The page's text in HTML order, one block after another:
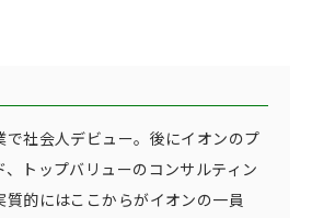
で社会人デビュー。後にイオンのプ
トップバリューのコンサルティン
質的にはここからがイオンの一員